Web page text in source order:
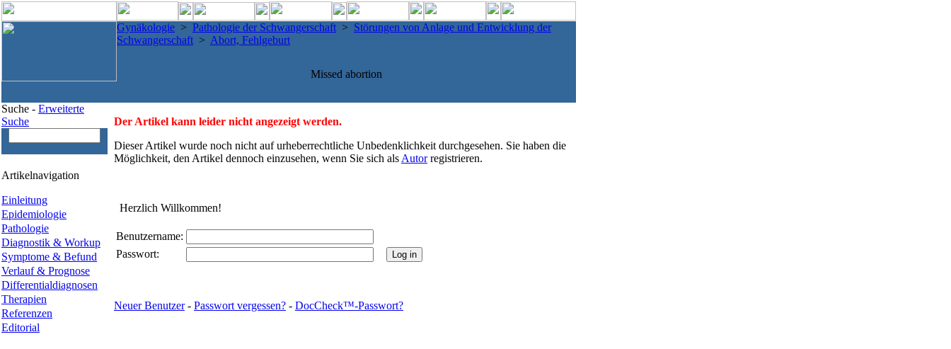
Gynäkologie > Pathologie der Schwangerschaft > Störungen von Anlage und Entwicklung der
Schwangerschaft > Abort, Fehlgeburt
Missed abortion
Suche - Erweiterte
Suche
Artikelnavigation
Einleitung
Epidemiologie
Pathologie
Diagnostik & Workup
Symptome & Befund
Verlauf & Prognose
Differentialdiagnosen
Therapien
Referenzen
Editorial
Der Artikel kann leider nicht angezeigt werden.
Dieser Artikel wurde noch nicht auf urheberrechtliche Unbedenklichkeit durchgesehen. Sie haben die
Möglichkeit, den Artikel dennoch einzusehen, wenn Sie sich als Autorregistrieren.
Herzlich Willkommen!
Benutzername:
Passwort:
Neuer Benutzer- Passwort vergessen? - DocCheck™-Passwort?